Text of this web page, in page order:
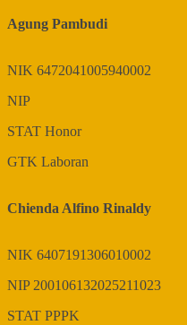
Agung Pambudi
NIK 6472041005940002
NIP
STAT Honor
GTK Laboran
Chienda Alfino Rinaldy
NIK 6407191306010002
NIP200106132025211023
STAT PPPK